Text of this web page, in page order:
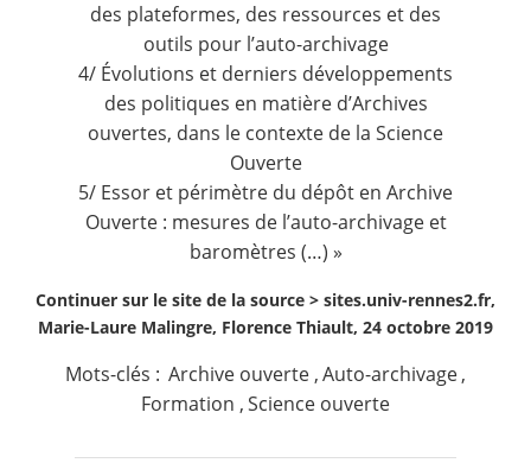
des plateformes, des ressources et des
outils pour l’auto-archivage
4/ Évolutions et derniers développements
des politiques en matière d’Archives
ouvertes, dans le contexte de la Science
Ouverte
5/ Essor et périmètre du dépôt en Archive
Ouverte : mesures de l’auto-archivage et
baromètres (…) »
Continuer sur le site de la source > sites.univ-rennes2.fr,
Marie-Laure Malingre, Florence Thiault, 24 octobre 2019
Mots-clés : Archive ouverte ,Auto-archivage,
Formation ,Science ouverte